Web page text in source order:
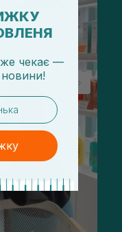
чекає —
новини!